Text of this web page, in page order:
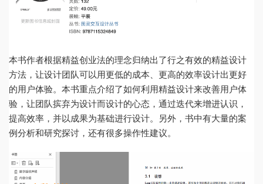
本书作者根据精益创业法的理念归纳出了行之有效的精益设计
方法，让设计团队可以用更低的成本、更高的效率设计出更好
的用户体验。本书重点介绍了如何利用精益设计来改善用户体
验，让团队摈弃为设计而设计的心态，通过迭代来增进认识，
提高效率，并以成果为基础进行设计。另外，书中有大量的案
例分析和研究探讨，还有很多操作性建议。